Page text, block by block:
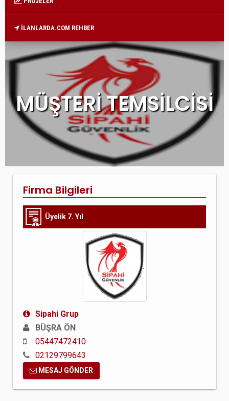
İLANLARDA.COM REHBER
MÜŞTERİ TEMSİLCİSİ
Firma Bilgileri
Üyelik 7. Yıl
Sipahi Grup
BÜŞRA ÖN
05447472410
02129799643
MESAJ GÖNDER